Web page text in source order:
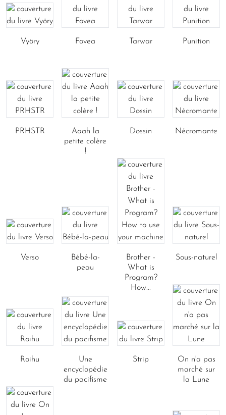
Vyöry Fovea Tarwar Punition
PRHSTR
Aaah la
petite colère
!
Dossin Nécromante
Verso
Bébé-la-
peau
Brother -
What is
Program?
How...
Sous-naturel
Roihu
Une
encyclopédie
du pacifisme
Strip
On n'a pas
marché sur
la Lune